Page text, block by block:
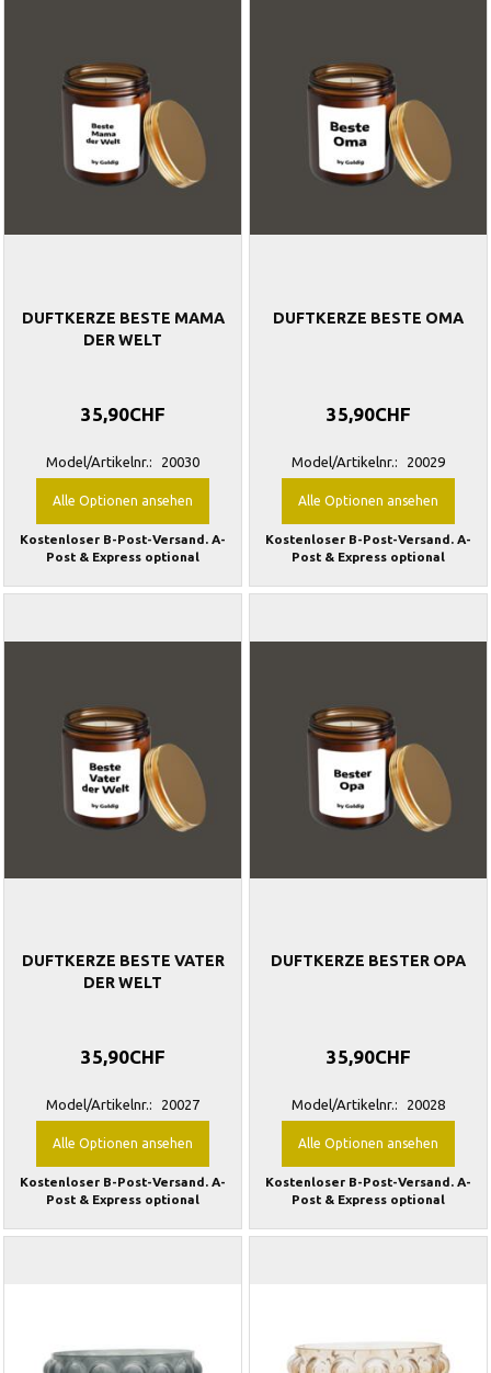
DUFTKERZE BESTE MAMA
DER WELT
35,90CHF
Model/Artikelnr.: 20030
Alle Optionen ansehen
Kostenloser B-Post-Versand. A-
Post & Express optional
DUFTKERZE BESTE OMA
35,90CHF
Model/Artikelnr.: 20029
Alle Optionen ansehen
Kostenloser B-Post-Versand. A-
Post & Express optional
DUFTKERZE BESTE VATER
DER WELT
35,90CHF
Model/Artikelnr.: 20027
Alle Optionen ansehen
Kostenloser B-Post-Versand. A-
Post & Express optional
DUFTKERZE BESTER OPA
35,90CHF
Model/Artikelnr.: 20028
Alle Optionen ansehen
Kostenloser B-Post-Versand. A-
Post & Express optional